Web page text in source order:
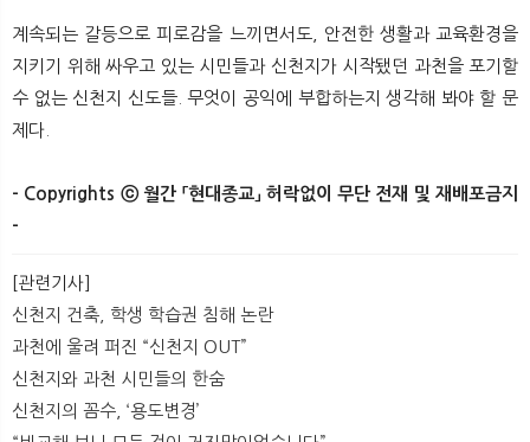
계속되는 갈등으로 피로감을 느끼면서도, 안전한 생활과 교육환경을
지키기 위해 싸우고 있는 시민들과 신천지가 시작됐던 과천을 포기할
수 없는 신천지 신도들. 무엇이 공익에 부합하는지 생각해 봐야 할 문
제다.
- Copyrights ⓒ 월간 「현대종교」 허락없이 무단 전재 및 재배포금지
-
[관련기사]
신천지 건축, 학생 학습권 침해 논란
과천에 울려 퍼진 “신천지 OUT”
신천지와 과천 시민들의 한숨
신천지의 꼼수, ‘용도변경’